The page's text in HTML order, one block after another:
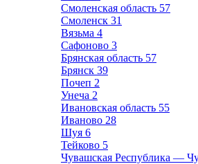
Смоленская область 57
Смоленск 31
Вязьма 4
Сафоново 3
Брянская область 57
Брянск 39
Почеп 2
Унеча 2
Ивановская область 55
Иваново 28
Шуя 6
Тейково 5
Чувашская Республика —